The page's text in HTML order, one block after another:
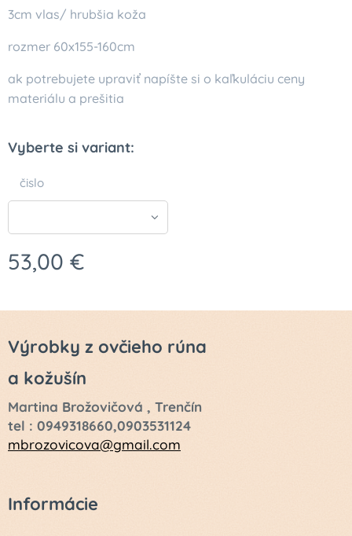
3cm vlas/ hrubšia koža
rozmer 60x155-160cm
ak potrebujete upraviť napíšte si o kaľkuláciu ceny
materiálu a prešitia
Vyberte si variant:
čislo
53,00 €
Výrobky z ovčieho rúna
a kožušín
Martina Brožovičová , Trenčín
tel : 0949318660,0903531124
mbrozovicova@gmail.com
Informácie